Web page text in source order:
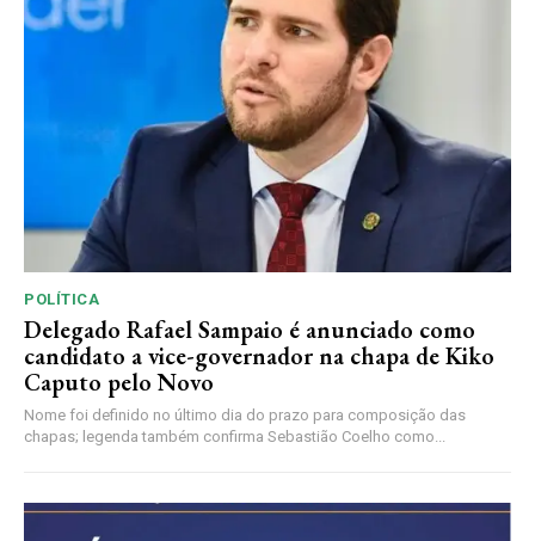
POLÍTICA
Delegado Rafael Sampaio é anunciado como
candidato a vice-governador na chapa de Kiko
Caputo pelo Novo
Nome foi definido no último dia do prazo para composição das
chapas; legenda também confirma Sebastião Coelho como...